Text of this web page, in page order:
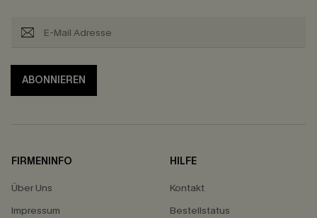
ABONNIEREN
FIRMENINFO
Über Uns
Impressum
HILFE
Kontakt
Bestellstatus